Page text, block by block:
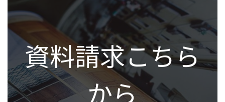
資料請求こちら
から